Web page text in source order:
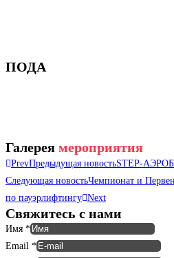
ПОДА
Галерея мероприятия
PrevПредыдущая новостьSTEP-
Следующая новостьЧемпионат и
по пауэрлифтингу Next
Свяжитесь с нами
Имя *
Email *